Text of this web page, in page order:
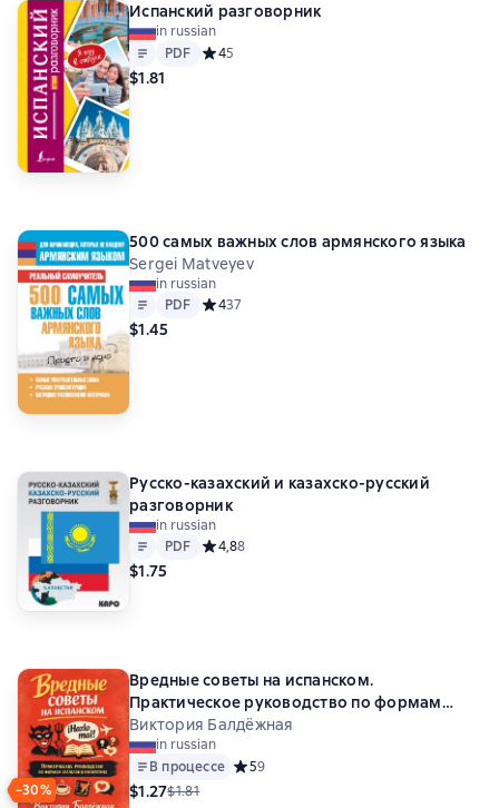
Испанский разговорник
in russian
Text
PDF
PDF Средний рейтинг 4 на основе 5 оценок
45
$1.81
500 самых важных слов армянского языка
Sergei Matveyev
in russian
Text
PDF
PDF Средний рейтинг 4 на основе 37 оценок
437
$1.45
Русско-казахский и казахско-русский
разговорник
in russian
Text
PDF
PDF Средний рейтинг 4,8 на основе 8 оценок
4,88
$1.75
−30%
Вредные советы на испанском.
Практическое руководство по формам
глаголов в императиве
Виктория Балдёжная
in russian
В процессе Средний рейтинг 5 на основе 9 оценок
59
$1.27$1.81